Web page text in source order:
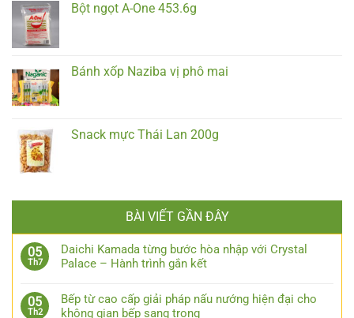
Bột ngọt A-One 453.6g
Bánh xốp Naziba vị phô mai
Snack mực Thái Lan 200g
BÀI VIẾT GẦN ĐÂY
05
Th7
Daichi Kamada từng bước hòa nhập với Crystal
Palace – Hành trình gắn kết
05
Th2
Bếp từ cao cấp giải pháp nấu nướng hiện đại cho
không gian bếp sang trọng